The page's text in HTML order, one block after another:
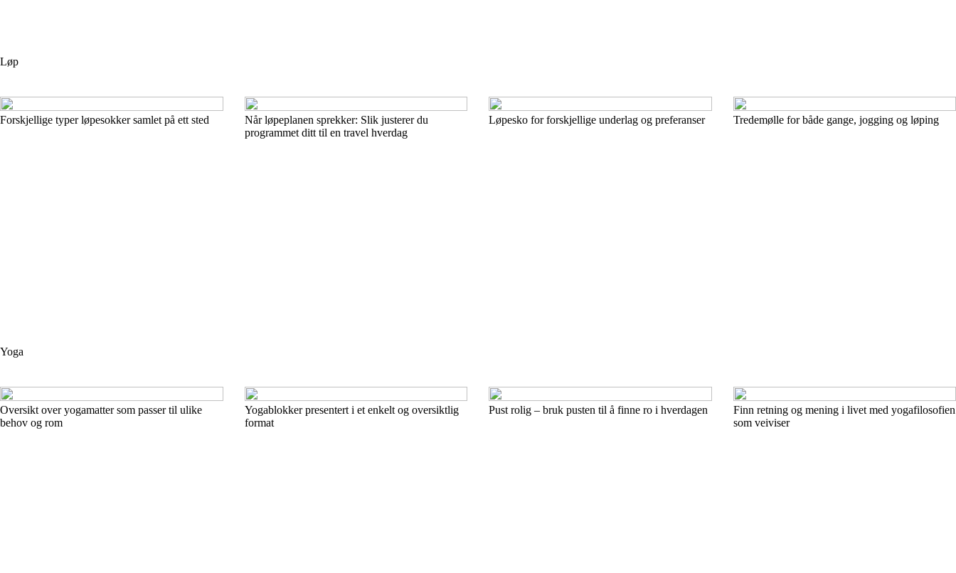
Løp
Forskjellige typer løpesokker samlet på ett sted
Når løpeplanen sprekker: Slik justerer du
programmet ditt til en travel hverdag
Løpesko for forskjellige underlag og preferanser Tredemølle for både gange, jogging og løping
Yoga
Oversikt over yogamatter som passer til ulike
behov og rom
Yogablokker presentert i et enkelt og oversiktlig
format
Pust rolig – bruk pusten til å finne ro i hverdagen
Finn retning og mening i livet med yogafilosofien
som veiviser